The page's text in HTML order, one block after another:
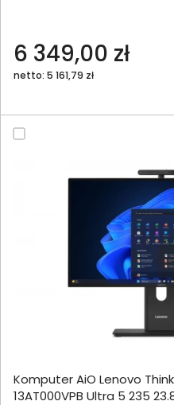
6 349,00 zł
netto: 5 161,79 zł
Komputer AiO Lenovo
13AT000VPB Ultra 5 235